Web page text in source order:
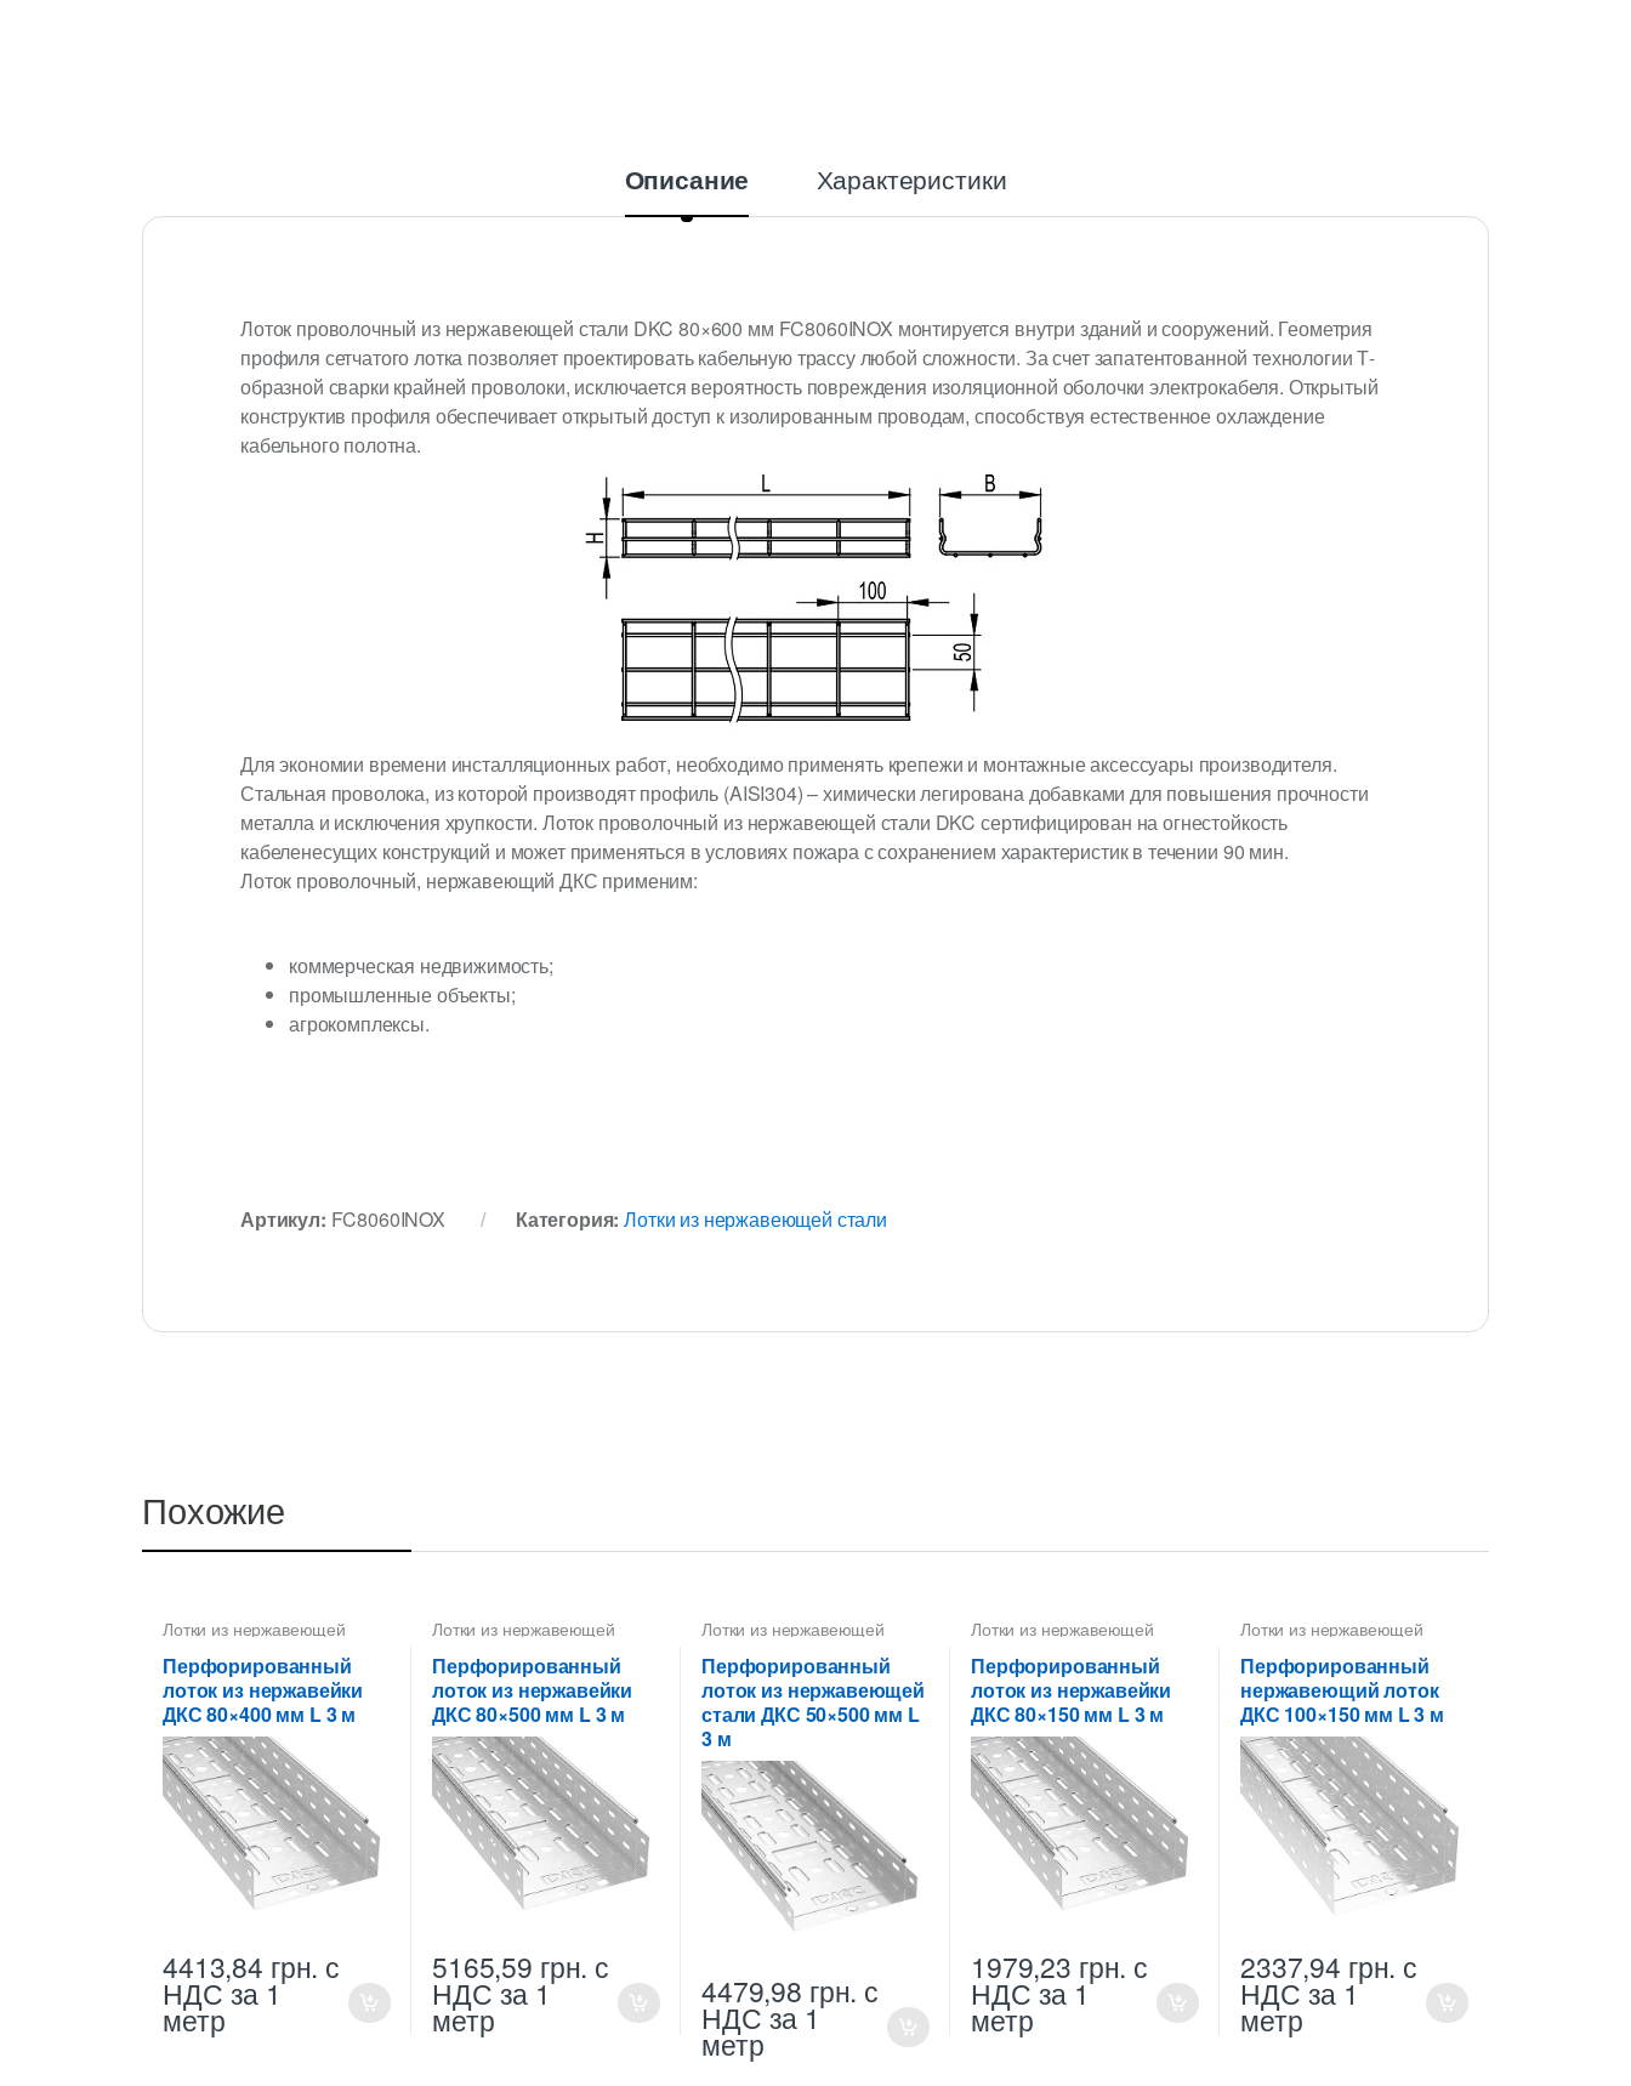
Описание Характеристики
Лоток проволочный из нержавеющей стали DKC 80×600 мм FC8060INOX монтируется внутри зданий и сооружений. Геометрия
профиля сетчатого лотка позволяет проектировать кабельную трассу любой сложности. За счет запатентованной технологии Т-
образной сварки крайней проволоки, исключается вероятность повреждения изоляционной оболочки электрокабеля. Открытый
конструктив профиля обеспечивает открытый доступ к изолированным проводам, способствуя естественное охлаждение
кабельного полотна.
Для экономии времени инсталляционных работ, необходимо применять крепежи и монтажные аксессуары производителя.
Стальная проволока, из которой производят профиль (AISI304) – химически легирована добавками для повышения прочности
металла и исключения хрупкости. Лоток проволочный из нержавеющей стали DKC сертифицирован на огнестойкость
кабеленесущих конструкций и может применяться в условиях пожара с сохранением характеристик в течении 90 мин.
Лоток проволочный, нержавеющий ДКС применим:
коммерческая недвижимость;
промышленные объекты;
агрокомплексы.
Артикул: FC8060INOX Категория:Лотки из нержавеющей стали
Похожие
Лотки из нержавеющей
Перфорированный
лоток из нержавейки
ДКС 80×400 мм L 3 м
4413,84 грн. с
НДС за 1
метр
Лотки из нержавеющей
Перфорированный
лоток из нержавейки
ДКС 80×500 мм L 3 м
5165,59 грн. с
НДС за 1
метр
Лотки из нержавеющей
Лотки металлические
высотой 50 мм
Перфорированный
лоток из нержавеющей
стали ДКС 50×500 мм L
3 м
4479,98 грн. с
НДС за 1
метр
Лотки из нержавеющей
Перфорированный
лоток из нержавейки
ДКС 80×150 мм L 3 м
1979,23 грн. с
НДС за 1
метр
Лотки из нержавеющей
Перфорированный
нержавеющий лоток
ДКС 100×150 мм L 3 м
2337,94 грн. с
НДС за 1
метр